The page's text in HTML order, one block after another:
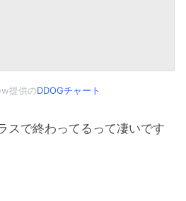
提供のDDOGチャート
スで終わってるって凄いです